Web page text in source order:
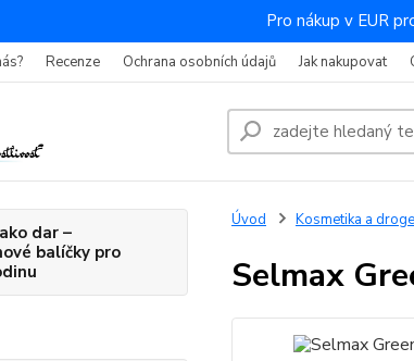
Pro nákup v EUR
Recenze Ochrana osobních údajů Jak nakupovat
dar –
balíčky pro
Úvod Kosmetika a
Selmax